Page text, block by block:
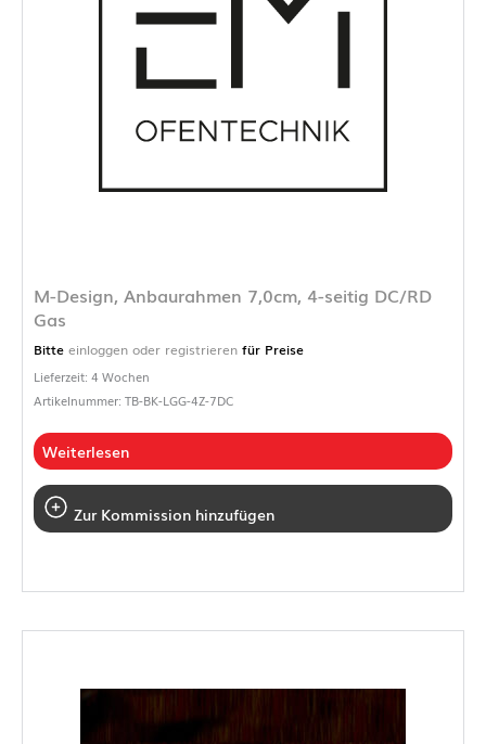
M-Design, Anbaurahmen 7,0cm, 4-seitig DC/RD
Gas
Bitte einloggen oder registrieren für Preise
Lieferzeit: 4 Wochen
Artikelnummer: TB-BK-LGG-4Z-7DC
Weiterlesen
Zur Kommission hinzufügen